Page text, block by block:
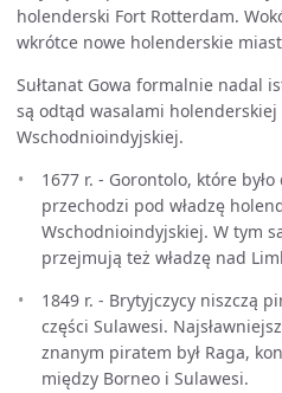
holenderski Fort Rotterdam.
wkrótce nowe holenderskie
Sułtanat Gowa formalnie nadal
są odtąd wasalami holenderskiej
Wschodnioindyjskiej.
1677 r. - Gorontolo, które
przechodzi pod władzę
Wschodnioindyjskiej. W tym
przejmują też władzę nad
1849 r. - Brytyjczycy niszczą
części Sulawesi.
znanym piratem był Raga,
między Borneo i Sulawesi.